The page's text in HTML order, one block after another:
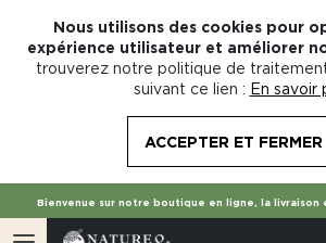
Nous utilisons des cookies pour
expérience utilisateur et améliorer
trouverez notre politique de
suivant ce lien : En savoir
ACCEPTER ET FERMER
Bienvenue sur notre boutique en ligne, la livraison